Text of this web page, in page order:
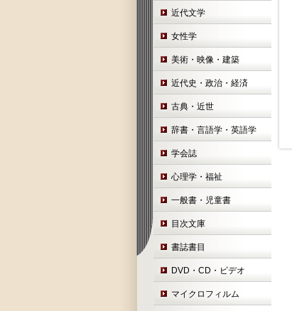
近代文学
女性学
美術・映像・建築
近代史・政治・経済
古典・近世
辞書・言語学・英語学
学会誌
心理学・福祉
一般書・児童書
目次文庫
書誌書目
DVD・CD・ビデオ
マイクロフィルム